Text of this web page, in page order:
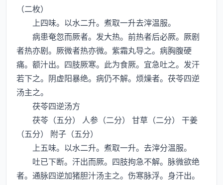
（二枚）
上四味。以水二升。煮取一升去滓温服。
病患奄忽而厥者。发大热。前热者后必厥。厥剧
者热亦剧。厥微者热亦微。紫霜丸导之。病胸腹硬
痛。额汁出。四肢厥寒。此为食厥。宜急吐之。发汗
若下之。阴虚阳暴绝。病仍不解。烦燥者。茯苓四逆
汤主之。
茯苓四逆汤方
茯苓（五分） 人参（二分） 甘草（二分） 干姜
（五分） 附子（五分）
上五味。以水二升。煮取一升。去滓分温服。
吐已下断。汗出而厥。四肢拘急不解。脉微欲绝
者。通脉四逆加猪胆汁汤主之。伤寒脉浮。身汗出。